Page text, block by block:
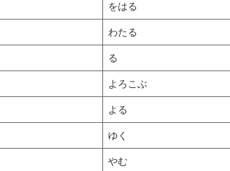
をはる
わたる
る
よろこぶ
よる
ゆく
やむ